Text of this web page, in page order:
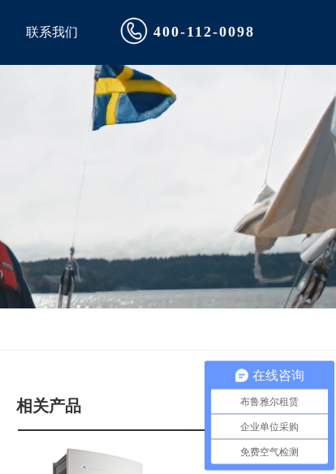
400-112-0098
联系我们
相关产品
在线咨询
布鲁雅尔租赁
企业单位采购
免费空气检测